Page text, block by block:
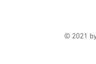
© 2021 by